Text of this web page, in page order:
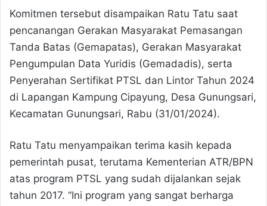
Komitmen tersebut disampaikan Ratu Tatu saat
pencanangan Gerakan Masyarakat Pemasangan
Tanda Batas (Gemapatas), Gerakan Masyarakat
Pengumpulan Data Yuridis (Gemadadis), serta
Penyerahan Sertifikat PTSL dan Lintor Tahun 2024
di Lapangan Kampung Cipayung, Desa Gunungsari,
Kecamatan Gunungsari, Rabu (31/01/2024).
Ratu Tatu menyampaikan terima kasih kepada
pemerintah pusat, terutama Kementerian ATR/BPN
atas program PTSL yang sudah dijalankan sejak
tahun 2017. “Ini program yang sangat berharga